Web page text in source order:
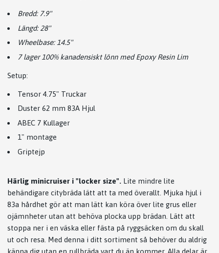
Bredd: 7.9"
Längd: 28"
Wheelbase: 14.5"
7 lager 100% kanadensiskt lönn med Epoxy Resin Lim
Setup:
Tensor 4.75" Truckar
Duster 62 mm 83A Hjul
ABEC 7 Kullager
1" montage
Griptejp
Härlig minicruiser i "locker size". Lite mindre lite
behändigare citybräda lätt att ta med överallt. Mjuka hjul i
83a hårdhet gör att man lätt kan köra över lite grus eller
ojämnheter utan att behöva plocka upp brädan. Lätt att
stoppa ner i en väska eller fästa på ryggsäcken om du skall
ut och resa. Med denna i ditt sortiment så behöver du aldrig
känna dig utan en rullbräda vart du än kommer. Alla delar är